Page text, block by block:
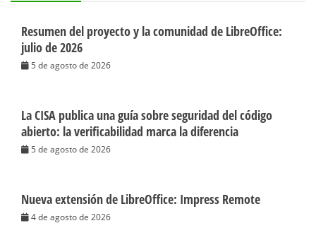
Resumen del proyecto y la comunidad de LibreOffice:
julio de 2026
5 de agosto de 2026
La CISA publica una guía sobre seguridad del código
abierto: la verificabilidad marca la diferencia
5 de agosto de 2026
Nueva extensión de LibreOffice: Impress Remote
4 de agosto de 2026